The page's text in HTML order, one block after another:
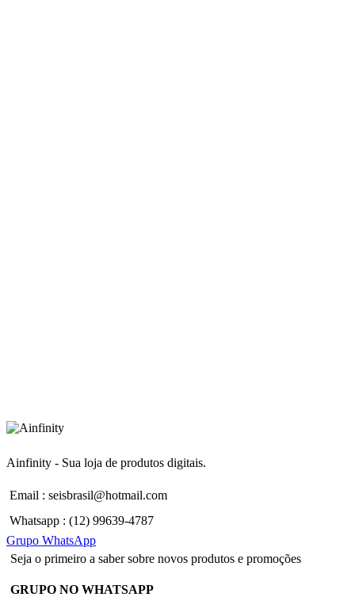
Ainfinity - Sua loja de produtos digitais.
Email : seisbrasil@hotmail.com
Whatsapp : (12) 99639-4787
Grupo WhatsApp
Seja o primeiro a saber sobre novos produtos e promoções
GRUPO NO WHATSAPP